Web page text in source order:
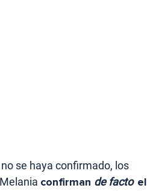
se haya confirmado, los
confirman de factoel